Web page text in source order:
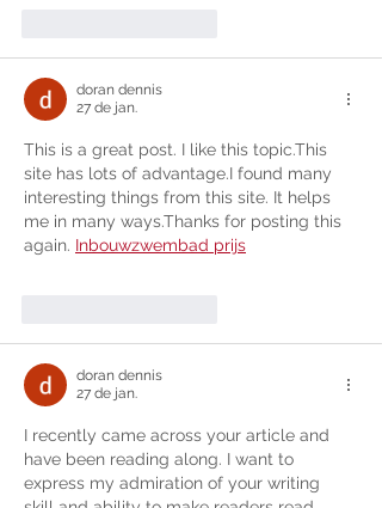
doran dennis
27 de jan.
This is a great post. I like this topic.This
site has lots of advantage.I found many
interesting things from this site. It helps
me in many ways.Thanks for posting this
again. Inbouwzwembad prijs
doran dennis
27 de jan.
I recently came across your article and
have been reading along. I want to
express my admiration of your writing